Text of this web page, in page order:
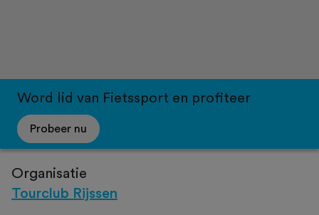
Word lid van Fietssport en profiteer
Probeer nu
Organisatie
Tourclub Rijssen